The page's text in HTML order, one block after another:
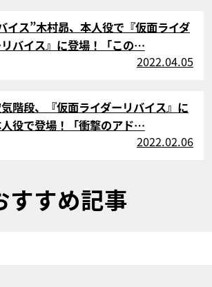
イル
イス”木村昴、本人役で『仮面ライダ
バイス』に登場！「この…
2022.04.05
イル
階段、『仮面ライダーリバイス』に
役で登場！「衝撃のアド…
2022.02.06
すすめ記事